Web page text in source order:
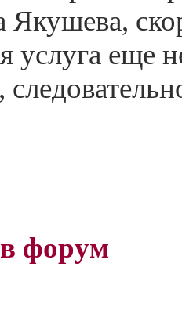
услуга еще
форум